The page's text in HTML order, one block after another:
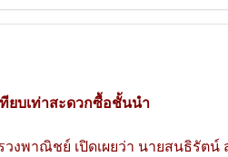
ยบเท่าสะดวกซื้อชั้นนำ
พาณิชย์ เปิดเผยว่า นายสนธิรัตน์